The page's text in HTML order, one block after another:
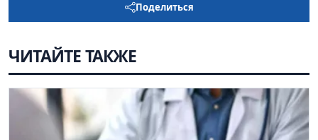
Поделиться
ЧИТАЙТЕ ТАКЖЕ